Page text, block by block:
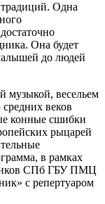
Одна
Она будет
до людей
музыкой, весельем
веков
конные сшибки
рыцарей
в рамках
СПб ГБУ ПМЦ
с репертуаром